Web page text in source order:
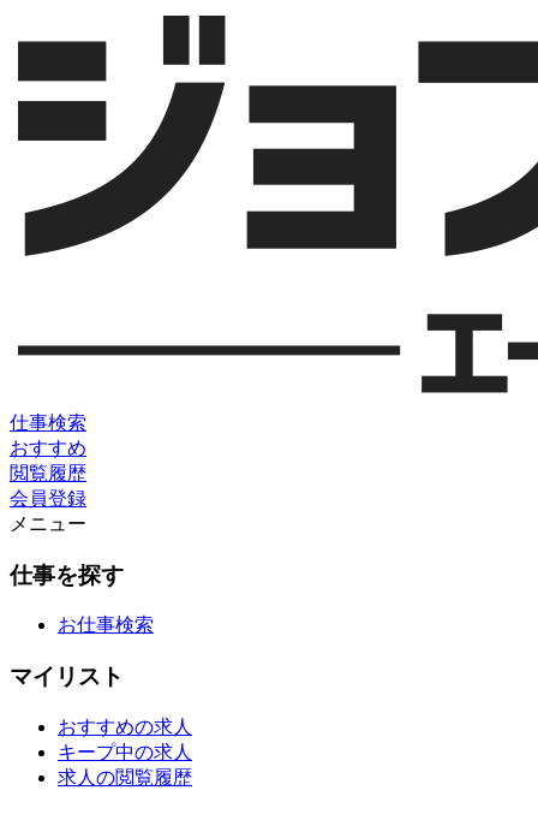
仕事検索
おすすめ
閲覧履歴
会員登録
メニュー
仕事を探す
お仕事検索
マイリスト
おすすめの求人
キープ中の求人
求人の閲覧履歴